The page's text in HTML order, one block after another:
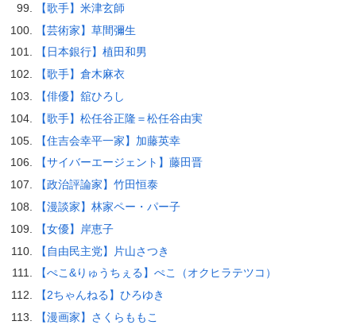
【歌手】米津玄師
【芸術家】草間彌生
【日本銀行】植田和男
【歌手】倉木麻衣
【俳優】舘ひろし
【歌手】松任谷正隆＝松任谷由実
【住吉会幸平一家】加藤英幸
【サイバーエージェント】藤田晋
【政治評論家】竹田恒泰
【漫談家】林家ペー・パー子
【女優】岸恵子
【自由民主党】片山さつき
【ぺこ&りゅうちぇる】ぺこ（オクヒラテツコ）
【2ちゃんねる】ひろゆき
【漫画家】さくらももこ